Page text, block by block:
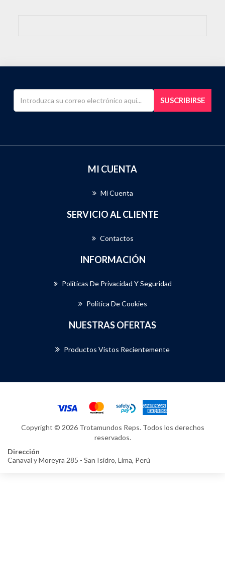
SUSCRIBIRSE
MI CUENTA
Mi Cuenta
SERVICIO AL CLIENTE
Contactos
INFORMACIÓN
Políticas De Privacidad Y Seguridad
Política De Cookies
NUESTRAS OFERTAS
Productos Vistos Recientemente
Copyright © 2026 Trotamundos Reps. Todos los derechos
reservados.
Dirección
Canaval y Moreyra 285 - San Isidro, Lima, Perú